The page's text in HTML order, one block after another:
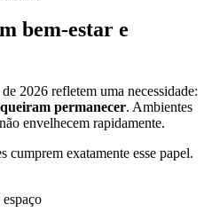
bem-estar e
2026 refletem uma necessidade:
queiram permanecer. Ambientes
envelhecem rapidamente.
cumprem exatamente esse papel.